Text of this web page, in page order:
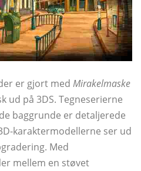
er gjort med Mirakelmaske
ud på 3DS. Tegneserierne
baggrunde er detaljerede
karaktermodellerne ser ud
Med
mellem en støvet